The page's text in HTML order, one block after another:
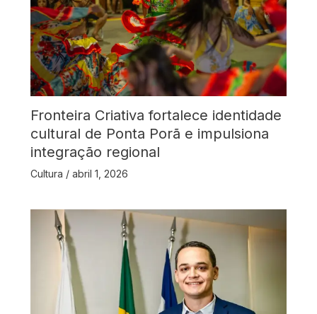
Fronteira Criativa fortalece identidade
cultural de Ponta Porã e impulsiona
integração regional
Cultura / abril 1, 2026